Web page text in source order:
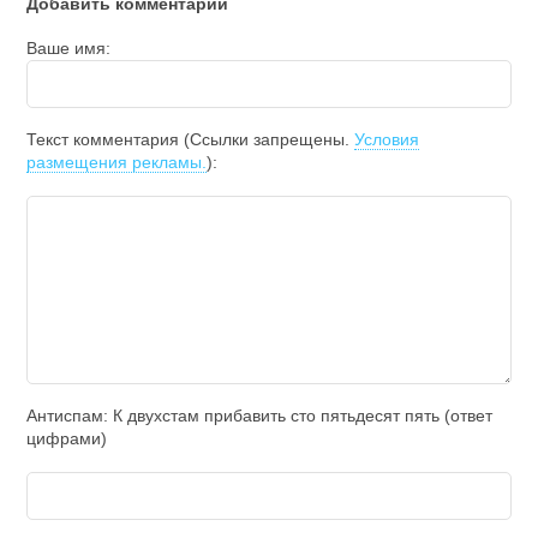
Добавить комментарий
Ваше имя:
Текст комментария (Ссылки запрещены.Условия
размещения рекламы.):
Антиспам: К двухcтам прибавить cто пятьдecят пять (ответ
цифрами)